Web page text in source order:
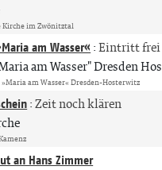
Kirche im Zwönitztal
am Wasser« :Eintritt frei
am Wasser" Dresden
am Wasser« Dresden-Hosterwitz
:Zeit noch klären
an Hans Zimmer